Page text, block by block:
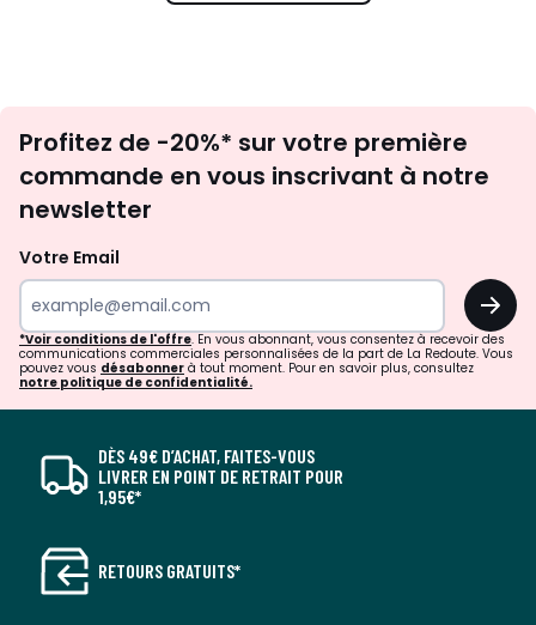
newsletter
Profitez de -20%* sur votre première
commande en vous inscrivant à notre
newsletter
Votre Email
OK
*Voir conditions de l'offre. En vous abonnant, vous consentez à recevoir des
communications commerciales personnalisées de la part de La Redoute. Vous
pouvez vous désabonner à tout moment. Pour en savoir plus, consultez
notre politique de confidentialité.
DÈS 49€ D’ACHAT, FAITES-VOUS
LIVRER EN POINT DE RETRAIT POUR
1,95€*
RETOURS GRATUITS*